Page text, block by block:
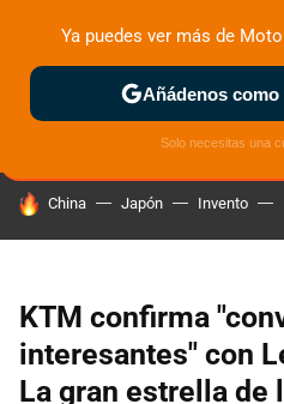
ZONA DE PRUEBAS
HOY SE HABLA DE
China Japón Invento
KTM confirma
interesantes" con
La gran estrella de
Ya puedes ver más de
Añádenos
Solo necesitas una